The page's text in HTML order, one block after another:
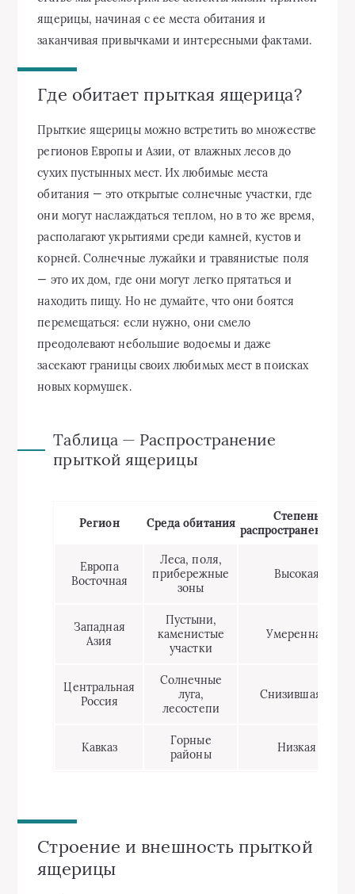
ящерицы, начиная с ее места обитания и
заканчивая привычками и интересными фактами.
Где обитает прыткая ящерица?
Прыткие ящерицы можно встретить во множестве
регионов Европы и Азии, от влажных лесов до
сухих пустынных мест. Их любимые места
обитания — это открытые солнечные участки, где
они могут наслаждаться теплом, но в то же время,
располагают укрытиями среди камней, кустов и
корней. Солнечные лужайки и травянистые поля
— это их дом, где они могут легко прятаться и
находить пищу. Но не думайте, что они боятся
перемещаться: если нужно, они смело
преодолевают небольшие водоемы и даже
засекают границы своих любимых мест в поисках
новых кормушек.
Таблица — Распространение
прыткой ящерицы
Регион Среда обитания
Степень
распространенности
Европа
Восточная
Леса, поля,
прибережные
зоны
Высокая
Западная
Азия
Пустыни,
каменистые
участки
Умеренная
Центральная
Россия
Солнечные
луга,
лесостепи
Снизившаяся
Кавказ
Горные
районы
Низкая
Строение и внешность прыткой
ящерицы